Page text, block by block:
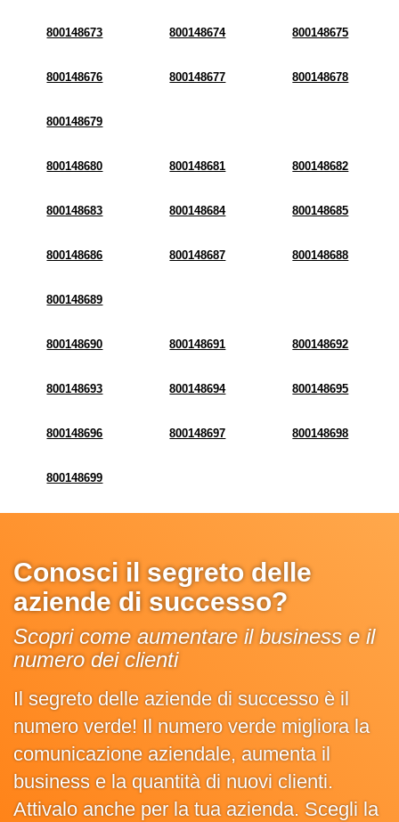
800148673 800148674 800148675
800148676 800148677 800148678
800148679
800148680 800148681 800148682
800148683 800148684 800148685
800148686 800148687 800148688
800148689
800148690 800148691 800148692
800148693 800148694 800148695
800148696 800148697 800148698
800148699
Conosci il segreto delle
aziende di successo?
Scopri come aumentare il business e il
numero dei clienti
Il segreto delle aziende di successo è il
numero verde! Il numero verde migliora la
comunicazione aziendale, aumenta il
business e la quantità di nuovi clienti.
Attivalo anche per la tua azienda. Scegli la